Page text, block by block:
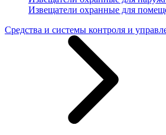
Извещатели охранные для
Средства и системы контроля и